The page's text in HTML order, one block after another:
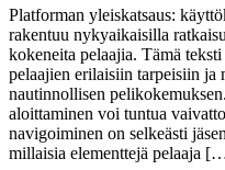
Platforman yleiskatsaus:
rakentuu nykyaikaisilla
kokeneita pelaajia. Tämä
pelaajien erilaisiin tarpeisiin ja
nautinnollisen
aloittaminen voi tuntua
navigoiminen on selkeästi
millaisia elementtejä pelaaja